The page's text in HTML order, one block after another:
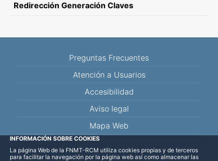
Redirección Generación Claves
Preguntas Frecuentes
Atención a Usuarios
Accesibilidad
Aviso legal
Mapa Web
Facebook
TwitterYouTube
Blog Linkedin
INFORMACIÓN SOBRE COOKIES
La página Web de la FNMT-RCM utiliza cookies propias y de terceros
para facilitar la navegación por la página web así como almacenar las